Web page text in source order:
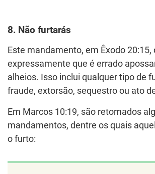
8. Não furtarás
Este mandamento, em Êxodo 20:15,
expressamente que é errado
alheios. Isso inclui qualquer tipo de
fraude, extorsão, sequestro ou ato
Em Marcos 10:19, são retomados
mandamentos, dentre os quais
o furto: